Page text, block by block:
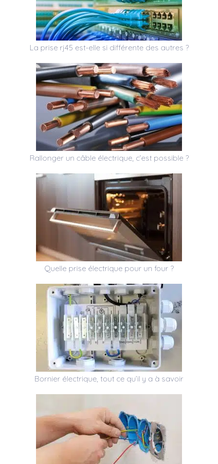
La prise rj45 est-elle si différente des autres ?
Rallonger un câble électrique, c’est possible ?
Quelle prise électrique pour un four ?
Bornier électrique, tout ce qu’il y a à savoir